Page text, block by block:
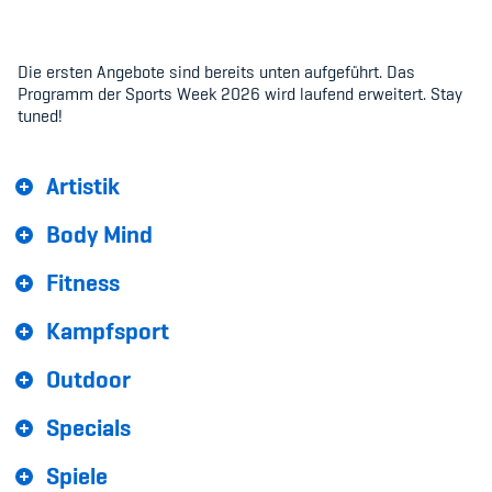
Netzwerk
Die ersten Angebote sind bereits unten aufgeführt. Das
Programm der Sports Week 2026 wird laufend erweitert. Stay
tuned!
Artistik
Body Mind
Fitness
Kampfsport
Outdoor
Specials
Spiele